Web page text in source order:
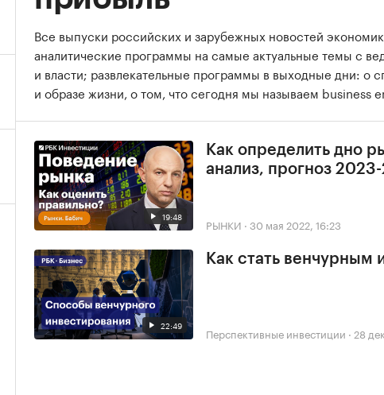
Все выпуски российских и зарубежных новостей
аналитические программы на самые актуальные темы с
и власти; развлекательные программы в выходные дни: о
и образе жизни, о том, что сегодня мы называем business
19:48
Как определить дно
анализ, прогноз
РЫНКИ · 30 мая 2022, 16:23
22:49
Как стать венчурным
Перспективные инвестиции · 28